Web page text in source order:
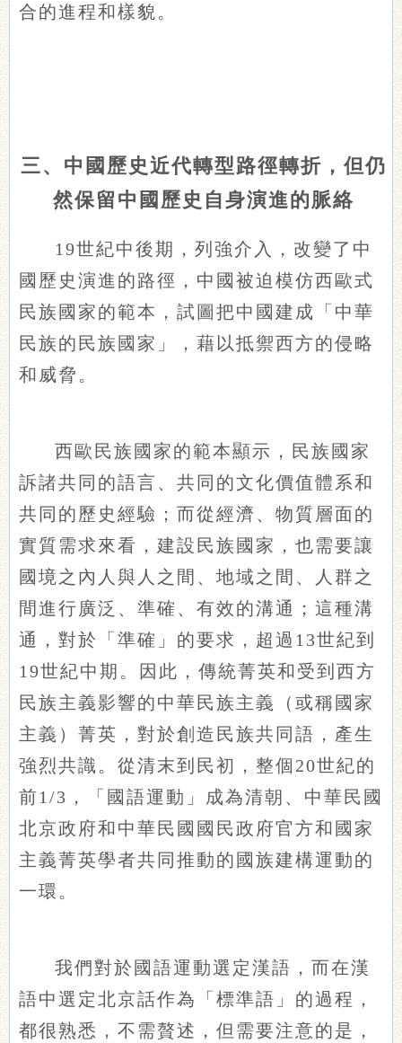
合的進程和樣貌。
三、中國歷史近代轉型路徑轉折，但仍
然保留中國歷史自身演進的脈絡
19世紀中後期，列強介入，改變了中
國歷史演進的路徑，中國被迫模仿西歐式
民族國家的範本，試圖把中國建成「中華
民族的民族國家」，藉以抵禦西方的侵略
和威脅。
西歐民族國家的範本顯示，民族國家
訴諸共同的語言、共同的文化價值體系和
共同的歷史經驗；而從經濟、物質層面的
實質需求來看，建設民族國家，也需要讓
國境之內人與人之間、地域之間、人群之
間進行廣泛、準確、有效的溝通；這種溝
通，對於「準確」的要求，超過13世紀到
19世紀中期。因此，傳統菁英和受到西方
民族主義影響的中華民族主義（或稱國家
主義）菁英，對於創造民族共同語，產生
強烈共識。從清末到民初，整個20世紀的
前1/3，「國語運動」成為清朝、中華民國
北京政府和中華民國國民政府官方和國家
主義菁英學者共同推動的國族建構運動的
一環。
我們對於國語運動選定漢語，而在漢
語中選定北京話作為「標準語」的過程，
都很熟悉，不需贅述，但需要注意的是，